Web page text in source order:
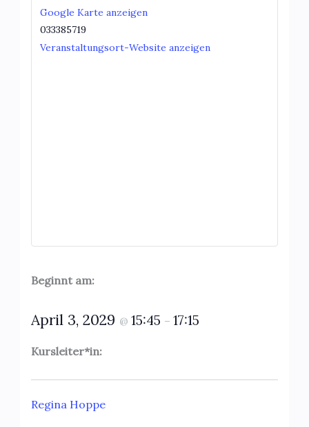
Google Karte anzeigen
033385719
Veranstaltungsort-Website anzeigen
Beginnt am:
April 3, 2029 @ 15:45 – 17:15
Kursleiter*in:
Regina Hoppe